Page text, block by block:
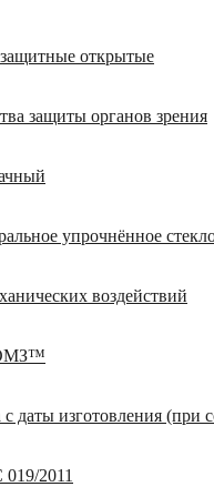
открытые
защиты органов зрения
упрочнённое
воздействий
с даты изготовления (при
2011